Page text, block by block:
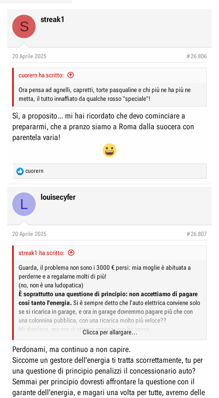
S streak1
20 Aprile 2025 #26.806
cuorern ha scritto:
Ora pensa ad agnelli, capretti, torte pasqualine e chi più ne ha più ne
metta, il tutto innaffiato da qualche rosso "speciale"!
Sì, a proposito... mi hai ricordato che devo cominciare a
prepararmi, che a pranzo siamo a Roma dalla suocera con
parentela varia!
R
e
s
cuorern
L louisecyfer
20 Aprile 2025 #26.807
streak1 ha scritto:
Guarda, il problema non sono i 3000 € persi: mia moglie è abituata a
perderne e a regalarne molti di più!
(no, non è una ludopatica)
È soprattutto una questione di principio: non accettiamo di pagare
così tanto l'energia. Si è sempre detto che l'auto elettrica conviene solo
se si ricarica in garage, e ora in garage dovremmo pagare più che con
una colonnina pubblica, con una ricarica molto più veloce??
Mi dispiace, ma non ci stiamo proprio, non ha senso.
Comunque, a fronte di 3000 € persi, sarebbero altri 28.000 risparmiati,
che non sono pochi anche per una come lei.
Unico rammarico, rinunciare a una macchinetta a cui aveva fatto la bocca.
Attualmente non ne esiste un'altra endotermica che trova altrettanto
interessante e che sarebbe adatta alle sue esigenze: preferisce tirare
avanti con la Micra, che nonostante i 18 anni va ancora molto bene.
Clicca per allargare...
Perdonami, ma continuo a non capire.
Siccome un gestore dell'energia ti tratta scorrettamente, tu per
una questione di principio penalizzi il concessionario auto?
Semmai per principio dovresti affrontare la questione con il
garante dell'energia, e magari una volta per tutte, avremo delle